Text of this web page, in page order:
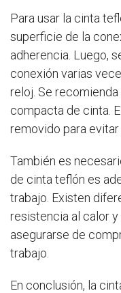
Para usar la cinta
superficie de la
adherencia. Luego,
conexión varias
reloj. Se
compacta de cinta.
removido para
También es
de cinta teflón es
trabajo. Existen
resistencia al calor
asegurarse de
trabajo.
En conclusión, la